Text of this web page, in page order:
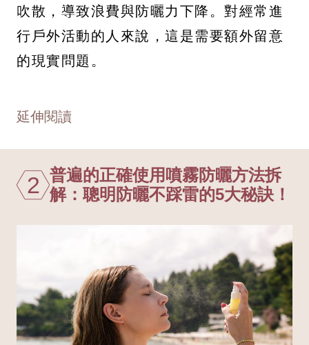
吹散，導致浪費與防曬力下降。對經常進
行戶外活動的人來說，這是需要額外留意
的現實問題。
延伸閱讀
2 普遍的正確使用噴霧防曬方法拆
解：聰明防曬不踩雷的5大秘訣！